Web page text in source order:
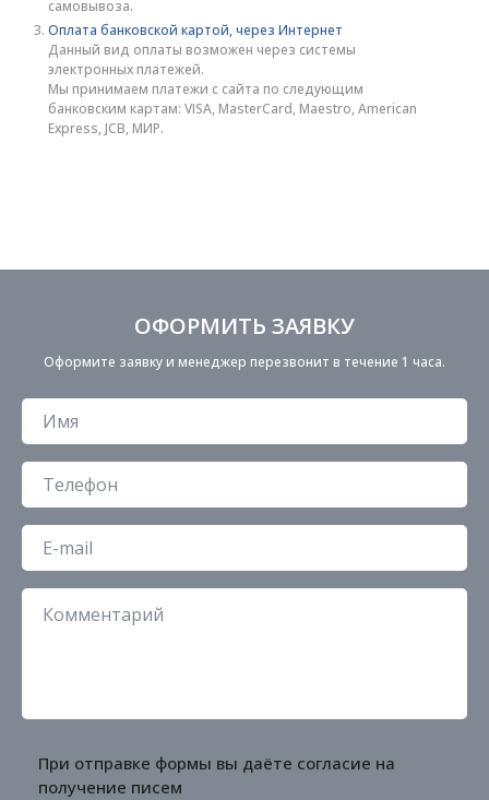
самовывоза.
Оплата банковской картой, через Интернет
Данный вид оплаты возможен через системы
электронных платежей.
Мы принимаем платежи с сайта по следующим
банковским картам: VISA, MasterCard, Maestro, American
Express, JCB, МИР.
ОФОРМИТЬ ЗАЯВКУ
Оформите заявку и менеджер перезвонит в течение 1 часа.
При отправке формы вы даёте согласие на
получение писем